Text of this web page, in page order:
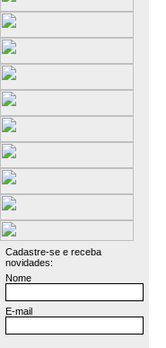
Cadastre-se e receba
novidades:
Nome
E-mail